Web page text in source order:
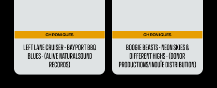
CHRONIQUES
LEFT LANE CRUISER - BAYPORT BBQ
BLUES - (ALIVE NATURALSOUND
RECORDS)
CHRONIQUES
BOOGIE BEASTS - NEON SKIES &
DIFFERENT HIGHS - (DONOR
PRODUCTIONS/INOUÏE DISTRIBUTION)